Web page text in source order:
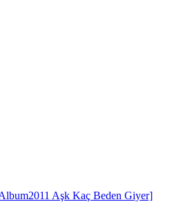
Album2011 Aşk Kaç Beden Giyer]